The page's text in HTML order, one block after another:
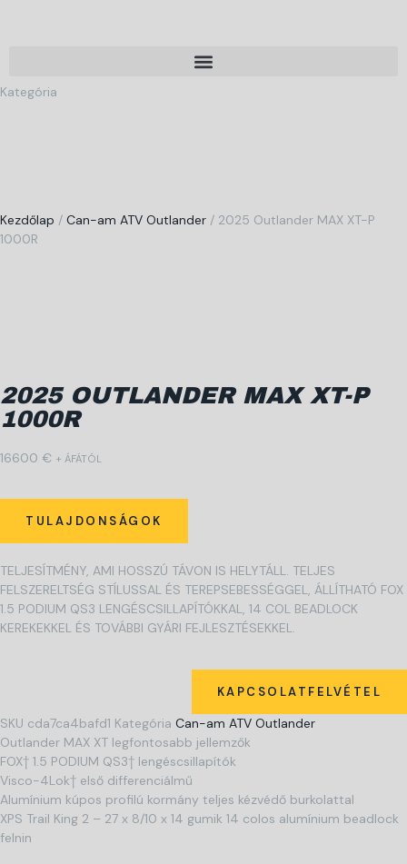
Kategória
Kezdőlap / Can-am ATV Outlander / 2025 Outlander MAX XT-P
1000R
2025 OUTLANDER MAX XT-P
1000R
16600 € + ÁFÁTÓL
TULAJDONSÁGOK
TELJESÍTMÉNY, AMI HOSSZÚ TÁVON IS HELYTÁLL. TELJES
FELSZERELTSÉG STÍLUSSAL ÉS TEREPSEBESSÉGGEL, ÁLLÍTHATÓ FOX
1.5 PODIUM QS3 LENGÉSCSILLAPÍTÓKKAL, 14 COL BEADLOCK
KEREKEKKEL ÉS TOVÁBBI GYÁRI FEJLESZTÉSEKKEL.
KAPCSOLATFELVÉTEL
SKU cda7ca4bafd1 Kategória Can-am ATV Outlander
Outlander MAX XT legfontosabb jellemzők
FOX† 1.5 PODIUM QS3† lengéscsillapítók
Visco-4Lok† első differenciálmű
Alumínium kúpos profilú kormány teljes kézvédő burkolattal
XPS Trail King 2 – 27 x 8/10 x 14 gumik 14 colos alumínium beadlock
felnin